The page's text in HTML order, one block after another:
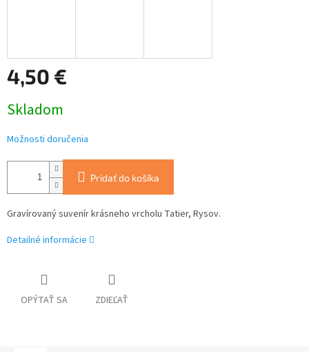
4,50 €
cena:
Skladom
Možnosti doručenia
Pridať do košíka
Gravírovaný suvenír krásneho vrcholu Tatier, Rysov.
Detailné informácie
OPÝTAŤ SA ZDIEĽAŤ